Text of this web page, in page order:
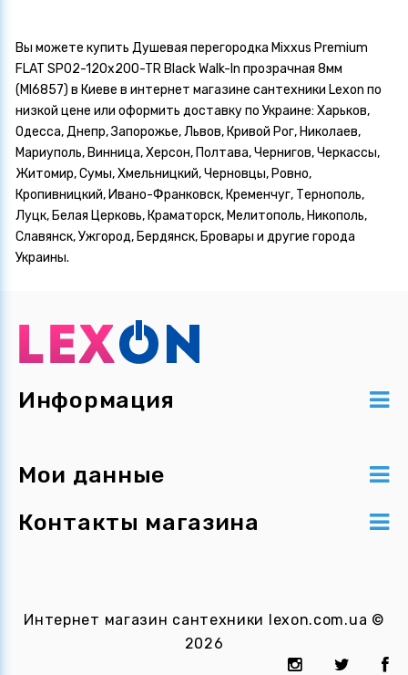
Вы можете купить Душевая перегородка Mixxus Premium
FLAT SP02-120x200-TR Black Walk-In прозрачная 8мм
(MI6857) в Киеве в интернет магазине сантехники Lexon по
низкой цене или оформить доставку по Украине: Харьков,
Одесса, Днепр, Запорожье, Львов, Кривой Рог, Николаев,
Мариуполь, Винница, Херсон, Полтава, Чернигов, Черкассы,
Житомир, Сумы, Хмельницкий, Черновцы, Ровно,
Кропивницкий, Ивано-Франковск, Кременчуг, Тернополь,
Луцк, Белая Церковь, Краматорск, Мелитополь, Никополь,
Славянск, Ужгород, Бердянск, Бровары и другие города
Украины.
Информация
Мои данные
Контакты магазина
Интернет магазин сантехники lexon.com.ua ©
2026